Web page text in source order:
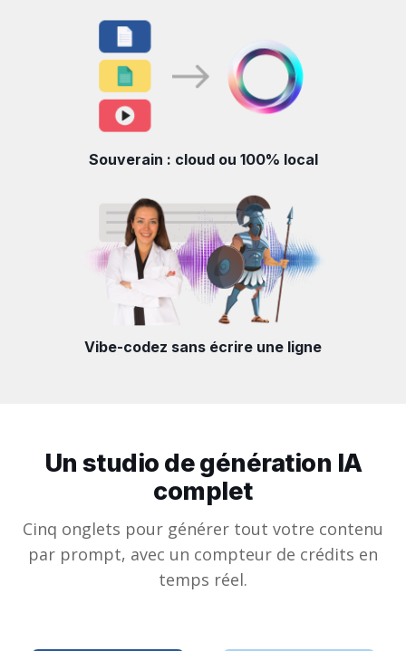
Souverain : cloud ou 100% local
Vibe-codez sans écrire une ligne
Un studio de génération IA
complet
Cinq onglets pour générer tout votre contenu
par prompt, avec un compteur de crédits en
temps réel.